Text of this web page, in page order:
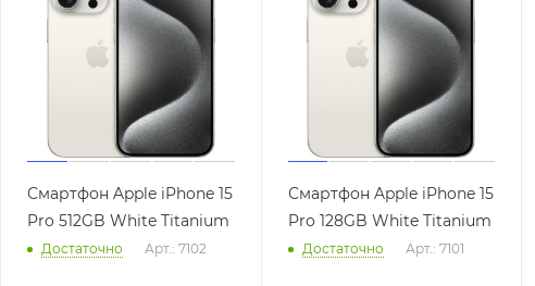
Смартфон Apple iPhone 15
Pro 512GB White Titanium
Достаточно Арт.: 7102
Смартфон Apple iPhone 15
Pro 128GB White Titanium
Достаточно Арт.: 7101